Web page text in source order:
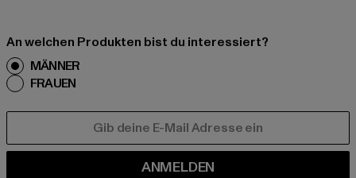
An welchen Produkten bist du interessiert?
MÄNNER
FRAUEN
ANMELDEN